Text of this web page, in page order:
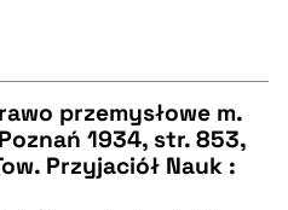
przemysłowe m.
1934, str. 853,
Przyjaciół Nauk :